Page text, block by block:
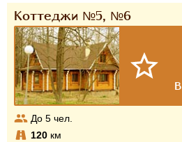
Коттеджи №5, №6
До 5 чел.
120 км